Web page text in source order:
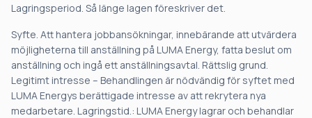
Lagringsperiod. Så länge lagen föreskriver det.
Syfte. Att hantera jobbansökningar, innebärande att utvärdera
möjligheterna till anställning på LUMA Energy, fatta beslut om
anställning och ingå ett anställningsavtal. Rättslig grund.
Legitimt intresse – Behandlingen är nödvändig för syftet med
LUMA Energys berättigade intresse av att rekrytera nya
medarbetare. Lagringstid.: LUMA Energy lagrar och behandlar